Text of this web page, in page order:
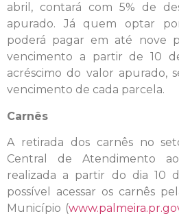
abril, contará com 5% de
apurado. Já quem optar
poderá pagar em até nove
vencimento a partir de 10
acréscimo do valor apurado,
vencimento de cada parcela.
Carnês
A retirada dos carnês no
Central de Atendimento
realizada a partir do dia 10
possível acessar os carnês
Município (